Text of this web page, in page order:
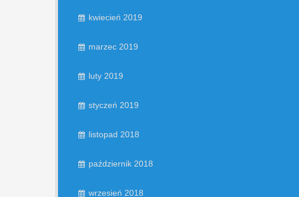
kwiecień 2019
marzec 2019
luty 2019
styczeń 2019
listopad 2018
październik 2018
wrzesień 2018